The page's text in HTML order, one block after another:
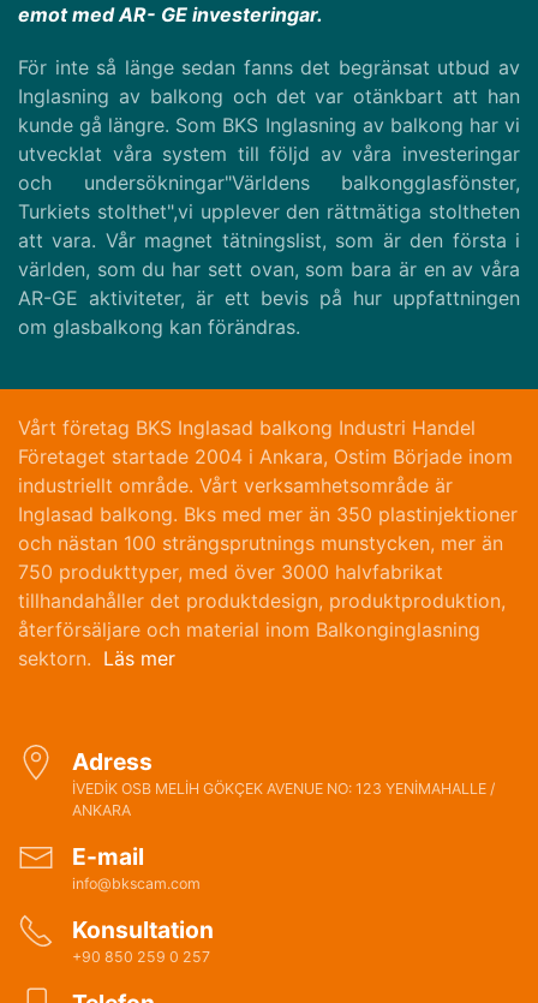
emot med AR- GE investeringar.
För inte så länge sedan fanns det begränsat utbud av
Inglasning av balkong och det var otänkbart att han
kunde gå längre. Som BKS Inglasning av balkong har vi
utvecklat våra system till följd av våra investeringar
och undersökningar"Världens balkongglasfönster,
Turkiets stolthet",vi upplever den rättmätiga stoltheten
att vara. Vår magnet tätningslist, som är den första i
världen, som du har sett ovan, som bara är en av våra
AR-GE aktiviteter, är ett bevis på hur uppfattningen
om glasbalkong kan förändras.
Vårt företag BKS Inglasad balkong Industri Handel
Företaget startade 2004 i Ankara, Ostim Började inom
industriellt område. Vårt verksamhetsområde är
Inglasad balkong. Bks med mer än 350 plastinjektioner
och nästan 100 strängsprutnings munstycken, mer än
750 produkttyper, med över 3000 halvfabrikat
tillhandahåller det produktdesign, produktproduktion,
återförsäljare och material inom Balkonginglasning
sektorn. Läs mer
Adress
İVEDİK OSB MELİH GÖKÇEK AVENUE NO: 123 YENİMAHALLE /
ANKARA
E-mail
info@bkscam.com
Konsultation
+90 850 259 0 257